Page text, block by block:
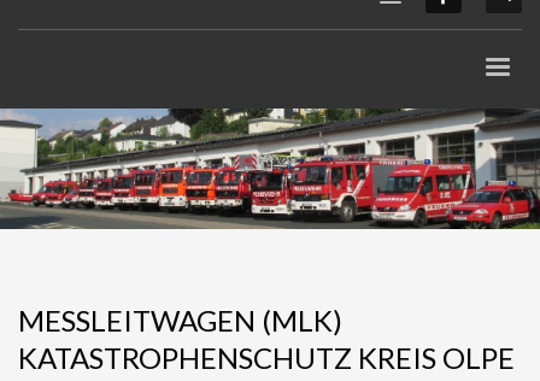
MESSLEITWAGEN (MLK)
KATASTROPHENSCHUTZ KREIS OLPE